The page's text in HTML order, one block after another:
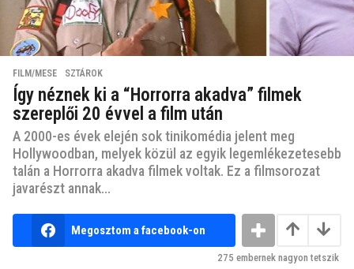
FILM/MESE ,SZTÁROK
Így néznek ki a “Horrorra akadva” filmek
szereplői 20 évvel a film után
A 2000-es évek elején sok tinikomédia jelent meg
Hollywoodban, melyek közül az egyik legemlékezetesebb
talán a Horrorra akadva filmek voltak. Ez a filmsorozat
javarészt annak...
Megosztom a facebook-on
275 embernek nagyon tetszik